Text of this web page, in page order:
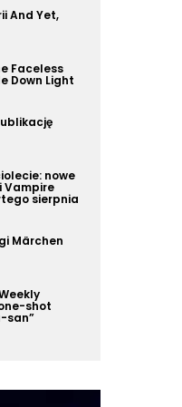
And Yet,
Faceless
Down Light
nowe
Vampire
sierpnia
Märchen
shot
san”